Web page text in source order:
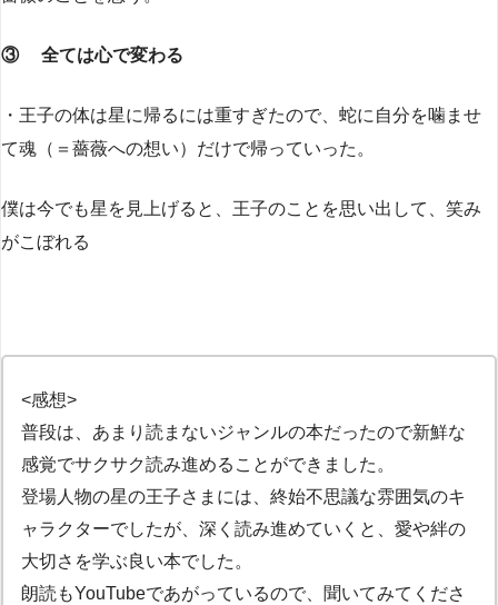
③ 全ては心で変わる
・王子の体は星に帰るには重すぎたので、蛇に自分を噛ませ
て魂（＝薔薇への想い）だけで帰っていった。
僕は今でも星を見上げると、王子のことを思い出して、笑み
がこぼれる
<感想>
普段は、あまり読まないジャンルの本だったので新鮮な
感覚でサクサク読み進めることができました。
登場人物の星の王子さまには、終始不思議な雰囲気のキ
ャラクターでしたが、深く読み進めていくと、愛や絆の
大切さを学ぶ良い本でした。
朗読もYouTubeであがっているので、聞いてみてくださ